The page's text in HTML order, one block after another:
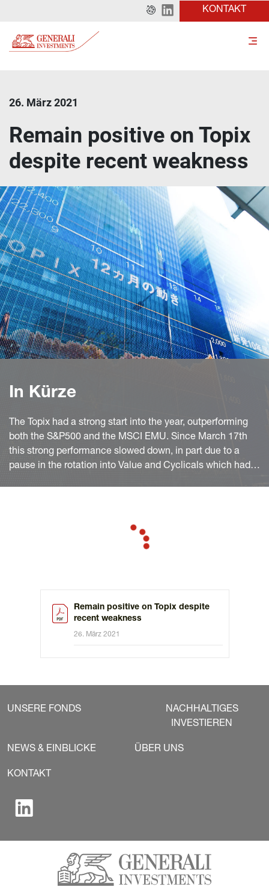
KONTAKT
26. März 2021
Remain positive on Topix
despite recent weakness
In Kürze
The Topix had a strong start into the year, outperforming
both the S&P500 and the MSCI EMU. Since March 17th
this strong performance slowed down, in part due to a
pause in the rotation into Value and Cyclicals which had
Remain positive on Topix despite
recent weakness
26. März 2021
UNSERE FONDS
NACHHALTIGES
INVESTIEREN
NEWS & EINBLICKE ÜBER UNS
KONTAKT